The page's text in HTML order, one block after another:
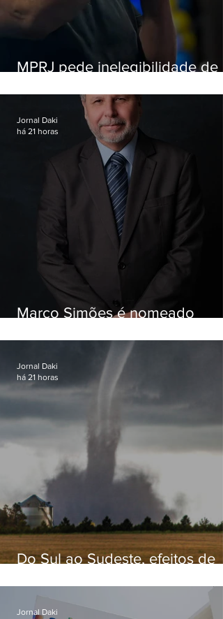
MPRJ pede inelegibilidade de
Marco Simões é nomeado
Jornal Daki
há 21 horas
Do Sul ao Sudeste, efeitos de
apreensão na população
Jornal Daki
há 21 horas
Jornal Daki